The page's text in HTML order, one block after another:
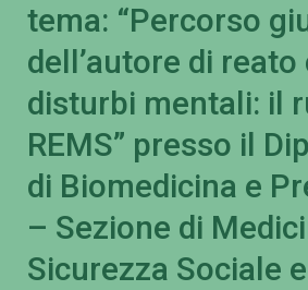
tema: “Percorso
dell’autore di reato
disturbi mentali: il
REMS” presso il
di Biomedicina e
– Sezione di
Sicurezza Sociale e